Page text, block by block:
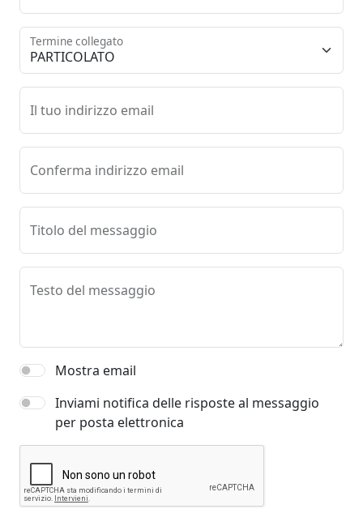
Termine collegato
Il tuo indirizzo email
Conferma indirizzo email
Titolo del messaggio
Testo del messaggio
Mostra email
Inviami notifica delle risposte al messaggio
per posta elettronica